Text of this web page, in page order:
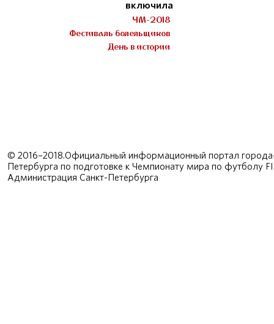
включила
ЧМ-2018
Фестиваль болельщиков
День в истории
© 2016–2018.Официальный информационный портал
Петербурга по подготовке к Чемпионату мира по футболу
Администрация Санкт-Петербурга